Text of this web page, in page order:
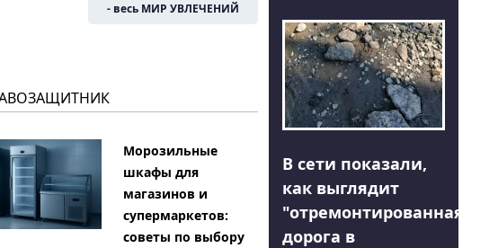
- весь МИР УВЛЕЧЕНИЙ
Морозильные
шкафы для
магазинов и
супермаркетов:
советы по выбору
В сети показали,
как выглядит
"отремонтированная"
дорога в